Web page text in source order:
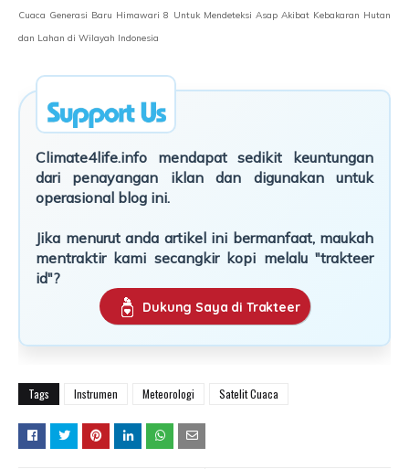
Cuaca Generasi Baru Himawari 8 Untuk Mendeteksi Asap Akibat Kebakaran Hutan
dan Lahan di Wilayah Indonesia
Climate4life.info mendapat sedikit keuntungan
dari penayangan iklan dan digunakan untuk
operasional blog ini.
Jika menurut anda artikel ini bermanfaat, maukah
mentraktir kami secangkir kopi melalu "trakteer
id"?
Dukung Saya di Trakteer
Tags Instrumen Meteorologi Satelit Cuaca